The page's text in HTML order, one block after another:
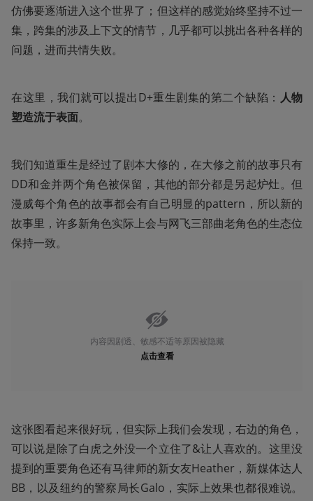
仿佛要逐渐进入这个世界了；但这样的感觉始终坚持不过一
集，跨集的涉及上下文的情节，几乎都可以挑出各种各样的
问题，进而共情失败。
在这里，我们就可以提出D+重生剧集的第二个缺陷： 人物
塑造流于表面。
我们知道重生是经过了剧本大修的，在大修之前的故事只有
DD和金并两个角色被保留，其他的部分都是另起炉灶。但
漫威每个角色的故事都会有自己明显的pattern，所以新的
故事里，许多新角色实际上会与网飞三部曲老角色的生态位
保持一致。
内容因剧透、敏感不适等原因被隐藏
点击查看
这张图看起来很好玩，但实际上我们会发现，右边的角色，
可以说是除了白虎之外没一个立住了&让人喜欢的。这里没
提到的重要角色还有马律师的新女友Heather，新媒体达人
BB，以及纽约的警察局长Galo，实际上效果也都很难说。